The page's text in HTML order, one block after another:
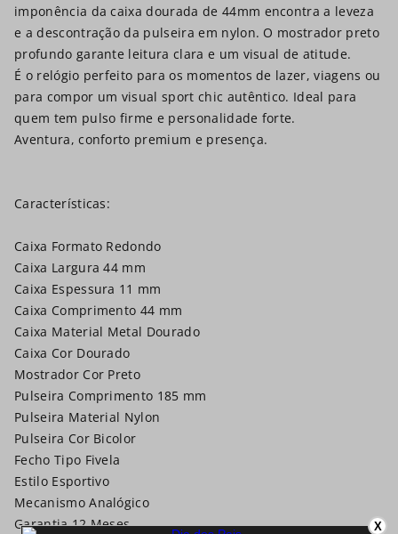
imponência da caixa dourada de 44mm encontra a leveza
e a descontração da pulseira em nylon. O mostrador preto
profundo garante leitura clara e um visual de atitude.
É o relógio perfeito para os momentos de lazer, viagens ou
para compor um visual sport chic autêntico. Ideal para
quem tem pulso firme e personalidade forte.
Aventura, conforto premium e presença.
Características:
Caixa Formato Redondo
Caixa Largura 44 mm
Caixa Espessura 11 mm
Caixa Comprimento 44 mm
Caixa Material Metal Dourado
Caixa Cor Dourado
Mostrador Cor Preto
Pulseira Comprimento 185 mm
Pulseira Material Nylon
Pulseira Cor Bicolor
Fecho Tipo Fivela
Estilo Esportivo
Mecanismo Analógico
Garantia 12 Meses
X